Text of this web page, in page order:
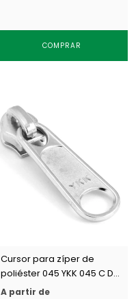
COMPRAR
Cursor para zíper de
poliéster 045 YKK 045 C DFL
c/ 1 un
A partir de